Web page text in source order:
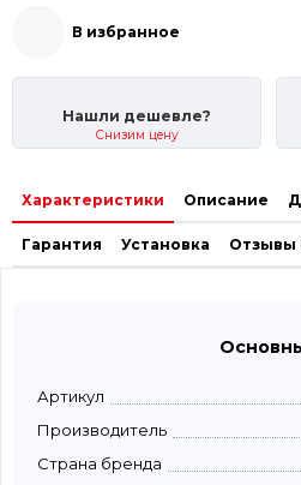
В избранное
Нашли дешевле?
Снизим цену
Характеристики Описание
Гарантия Установка Отзывы
Артикул
Производитель
Страна бренда